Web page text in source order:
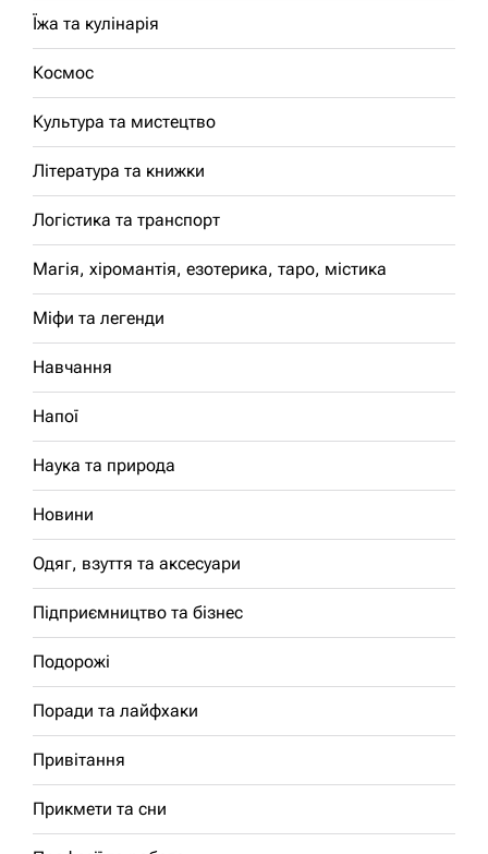
Їжа та кулінарія
Космос
Культура та мистецтво
Література та книжки
Логістика та транспорт
Магія, хіромантія, езотерика, таро, містика
Міфи та легенди
Навчання
Напої
Наука та природа
Новини
Одяг, взуття та аксесуари
Підприємництво та бізнес
Подорожі
Поради та лайфхаки
Привітання
Прикмети та сни